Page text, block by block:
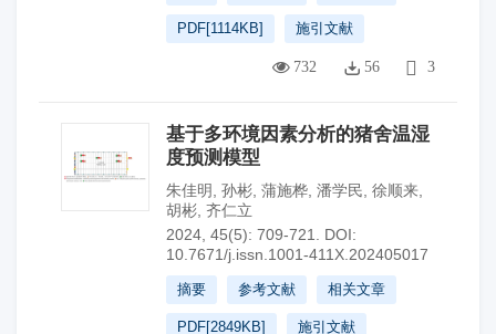
PDF[1114KB] 施引文献
732 56 3
基于多环境因素分析的猪舍温湿
度预测模型
朱佳明 孙彬 蒲施桦 潘学民 徐顺来
胡彬 齐仁立
2024, 45(5): 709-721.
DOI:
10.7671/j.issn.1001-411X.202405017
摘要 参考文献 相关文章
PDF[2849KB] 施引文献